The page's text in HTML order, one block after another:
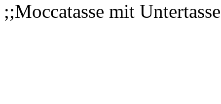
;;Moccatasse mit